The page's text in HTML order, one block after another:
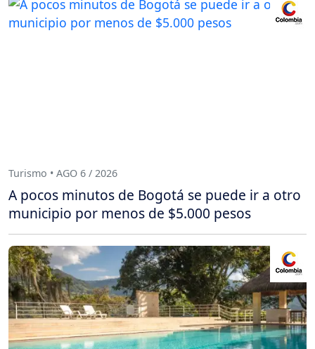
Turismo • AGO 6 / 2026
A pocos minutos de Bogotá se puede ir a otro
municipio por menos de $5.000 pesos